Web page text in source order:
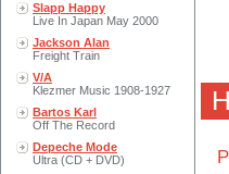
Slapp Happy
Live In Japan May 2000
Jackson Alan
Freight Train
V/A
Klezmer Music 1908-1927
Bartos Karl
Off The Record
Depeche Mode
Ultra (CD + DVD)